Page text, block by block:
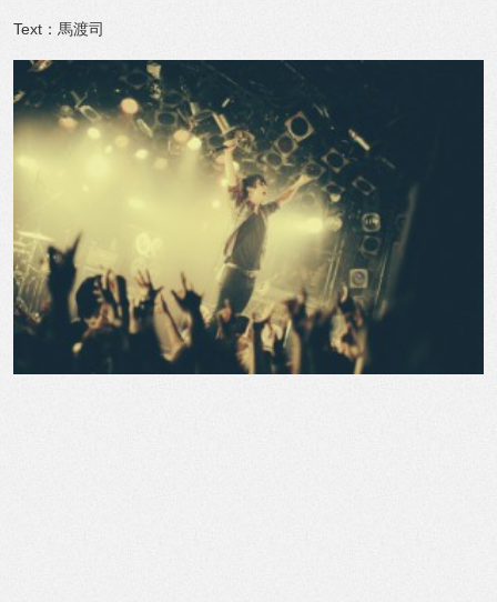
Text：馬渡司